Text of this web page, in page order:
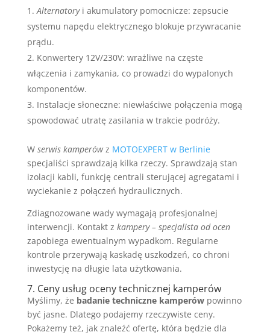
Alternatoryi akumulatory pomocnicze: zepsucie
systemu napędu elektrycznego blokuje przywracanie
prądu.
Konwertery 12V/230V: wrażliwe na częste
włączenia i zamykania, co prowadzi do wypalonych
komponentów.
Instalacje słoneczne: niewłaściwe połączenia mogą
spowodować utratę zasilania w trakcie podróży.
W serwis kamperówz MOTOEXPERT w Berlinie
specjaliści sprawdzają kilka rzeczy. Sprawdzają stan
izolacji kabli, funkcję centrali sterującej agregatami i
wyciekanie z połączeń hydraulicznych.
Zdiagnozowane wady wymagają profesjonalnej
interwencji. Kontakt z kampery – specjalista od ocen
zapobiega ewentualnym wypadkom. Regularne
kontrole przerywają kaskadę uszkodzeń, co chroni
inwestycję na długie lata użytkowania.
7. Ceny usług oceny technicznej kamperów
Myślimy, że badanie techniczne kamperówpowinno
być jasne. Dlatego podajemy rzeczywiste ceny.
Pokażemy też, jak znaleźć ofertę, która będzie dla